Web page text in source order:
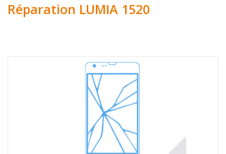
Réparation LUMIA 1520